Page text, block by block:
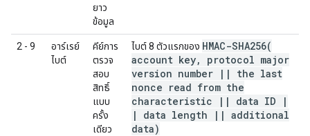
ยาว
ข้อมูล
2 - 9
อาร์เรย์
ไบต์
คีย์การ
ตรวจ
สอบ
สิทธิ์
แบบ
ครั้ง
เดียว
ไบต์ 8 ตัวแรกของ HMAC-SHA256(
account key,
protocol major
version number
| |
the last
nonce read from the
characteristic
| | data ID
|
|
data length | | additional
data)